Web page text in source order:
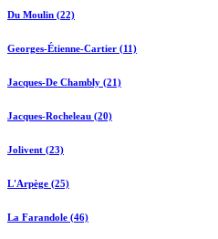
Du Moulin (22)
Georges-Étienne-Cartier (11)
Jacques-De Chambly (21)
Jacques-Rocheleau (20)
Jolivent (23)
L'Arpège (25)
La Farandole (46)